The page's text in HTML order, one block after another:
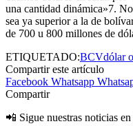
una cantidad dinámica»7.
sea ya superior a la de
de 700 u 800 millones de
ETIQUETADO:BCVdólar
Compartir este artículo
Facebook Whatsapp
Compartir
📲 Sigue nuestras noticias